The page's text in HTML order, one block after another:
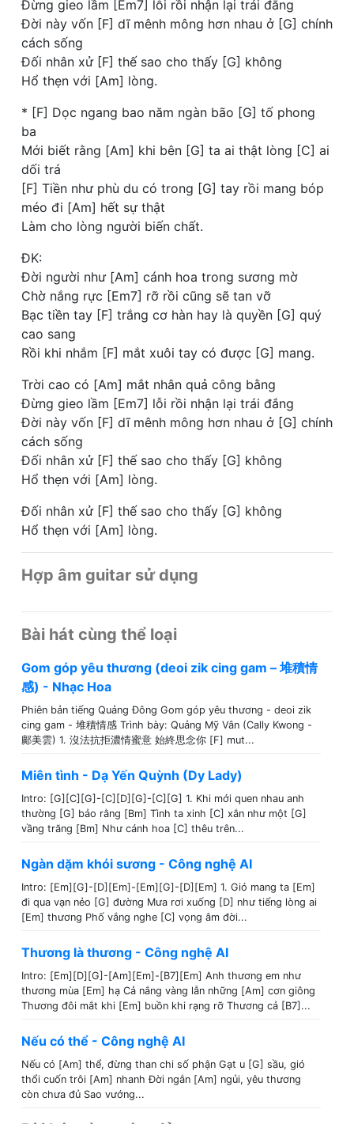
Đừng gieo lầm [Em7] lỗi rồi nhận lại trái đắng
Đời này vốn [F] dĩ mênh mông hơn nhau ở [G] chính
cách sống
Đối nhân xử [F] thế sao cho thấy [G] không
Hổ thẹn với [Am] lòng.
* [F] Dọc ngang bao năm ngàn bão [G] tố phong
ba
Mới biết rằng [Am] khi bên [G] ta ai thật lòng [C] ai
dối trá
[F] Tiền như phù du có trong [G] tay rồi mang bóp
méo đi [Am] hết sự thật
Làm cho lòng người biến chất.
ĐK:
Đời người như [Am] cánh hoa trong sương mờ
Chờ nắng rực [Em7] rỡ rồi cũng sẽ tan vỡ
Bạc tiền tay [F] trắng cơ hàn hay là quyền [G] quý
cao sang
Rồi khi nhắm [F] mắt xuôi tay có được [G] mang.
Trời cao có [Am] mắt nhân quả công bằng
Đừng gieo lầm [Em7] lỗi rồi nhận lại trái đắng
Đời này vốn [F] dĩ mênh mông hơn nhau ở [G] chính
cách sống
Đối nhân xử [F] thế sao cho thấy [G] không
Hổ thẹn với [Am] lòng.
Đối nhân xử [F] thế sao cho thấy [G] không
Hổ thẹn với [Am] lòng.
Hợp âm guitar sử dụng
Bài hát cùng thể loại
Gom góp yêu thương (deoi zik cing gam – 堆積情
感) - Nhạc Hoa
Phiên bản tiếng Quảng Đông Gom góp yêu thương - deoi zik
cing gam - 堆積情感 Trình bày: Quảng Mỹ Vân (Cally Kwong -
鄺美雲) 1. 沒法抗拒濃情蜜意 始終思念你 [F] mut...
Miên tình - Dạ Yến Quỳnh (Dy Lady)
Intro: [G][C][G]-[C][D][G]-[C][G] 1. Khi mới quen nhau anh
thường [G] bảo rằng [Bm] Tình ta xinh [C] xắn như một [G]
vầng trăng [Bm] Như cánh hoa [C] thêu trên...
Ngàn dặm khói sương - Công nghệ AI
Intro: [Em][G]-[D][Em]-[Em][G]-[D][Em] 1. Gió mang ta [Em]
đi qua vạn nẻo [G] đường Mưa rơi xuống [D] như tiếng lòng ai
[Em] thương Phố vắng nghe [C] vọng âm đời...
Thương là thương - Công nghệ AI
Intro: [Em][D][G]-[Am][Em]-[B7][Em] Anh thương em như
thương mùa [Em] hạ Cả nắng vàng lẫn những [Am] cơn giông
Thương đôi mắt khi [Em] buồn khi rạng rỡ Thương cả [B7]...
Nếu có thể - Công nghệ AI
Nếu có [Am] thể, đừng than chi số phận Gạt u [G] sầu, gió
thổi cuốn trôi [Am] nhanh Đời ngắn [Am] ngủi, yêu thương
còn chưa đủ Sao vướng...